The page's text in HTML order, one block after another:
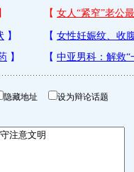
隐藏地址 设为辩论话题